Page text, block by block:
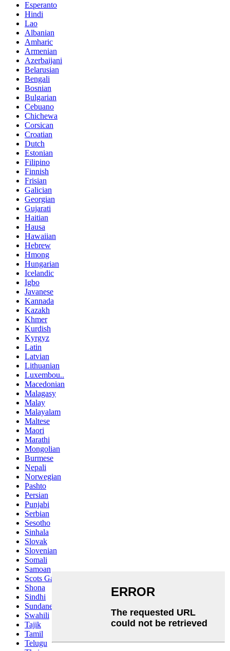
Esperanto
Hindi
Lao
Albanian
Amharic
Armenian
Azerbaijani
Belarusian
Bengali
Bosnian
Bulgarian
Cebuano
Chichewa
Corsican
Croatian
Dutch
Estonian
Filipino
Finnish
Frisian
Galician
Georgian
Gujarati
Haitian
Hausa
Hawaiian
Hebrew
Hmong
Hungarian
Icelandic
Igbo
Javanese
Kannada
Kazakh
Khmer
Kurdish
Kyrgyz
Latin
Latvian
Lithuanian
Luxembou..
Macedonian
Malagasy
Malay
Malayalam
Maltese
Maori
Marathi
Mongolian
Burmese
Nepali
Norwegian
Pashto
Persian
Punjabi
Serbian
Sesotho
Sinhala
Slovak
Slovenian
Somali
Samoan
Scots Gaelic
Shona
Sindhi
Sundanese
Swahili
Tajik
Tamil
Telugu